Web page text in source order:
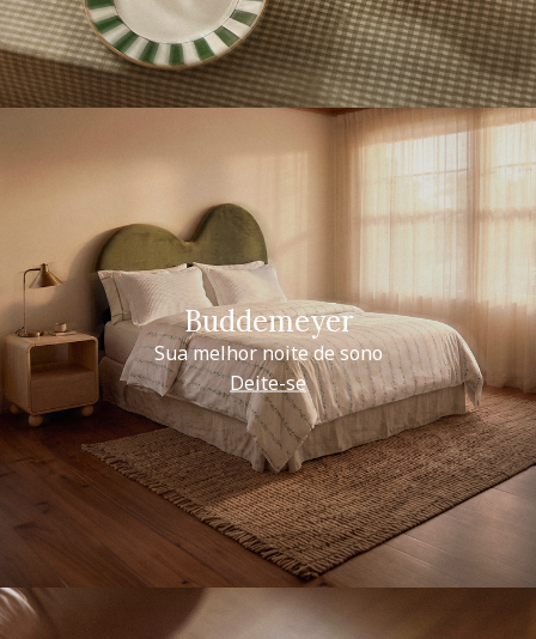
Buddemeyer
Sua melhor noite de sono
Deite-se